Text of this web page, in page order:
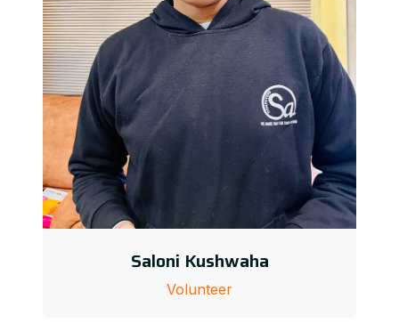
Saloni Kushwaha
Volunteer